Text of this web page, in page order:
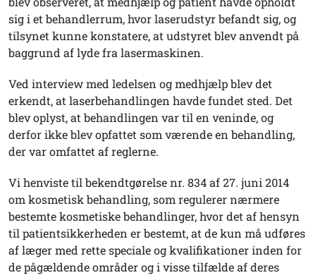
sig i et behandlerrum, hvor laserudstyr befandt sig, og
tilsynet kunne konstatere, at udstyret blev anvendt på
baggrund af lyde fra lasermaskinen.
Ved interview med ledelsen og medhjælp blev det
erkendt, at laserbehandlingen havde fundet sted. Det
blev oplyst, at behandlingen var til en veninde, og
derfor ikke blev opfattet som værende en behandling,
der var omfattet af reglerne.
Vi henviste til bekendtgørelse nr. 834 af 27. juni 2014
om kosmetisk behandling, som regulerer nærmere
bestemte kosmetiske behandlinger, hvor det af hensyn
til patientsikkerheden er bestemt, at de kun må udføres
af læger med rette speciale og kvalifikationer inden for
de pågældende områder og i visse tilfælde af deres